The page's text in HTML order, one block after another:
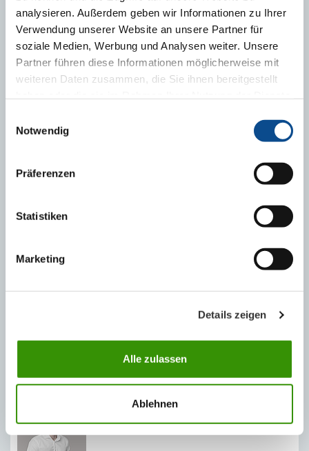
analysieren. Außerdem geben wir Informationen zu Ihrer
Verwendung unserer Website an unsere Partner für
soziale Medien, Werbung und Analysen weiter. Unsere
Partner führen diese Informationen möglicherweise mit
weiteren Daten zusammen, die Sie ihnen bereitgestellt
Notwendig
Präferenzen
Statistiken
Marketing
Details zeigen
Alle zulassen
Ablehnen
Austrotherm EPS 200
NA STIAHNUTIE
TECHNICKÁ PODPORA